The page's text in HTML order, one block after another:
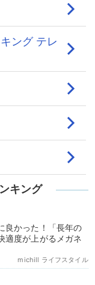
キング
良かった！「長年の
適度が上がるメガネ
michill ライフスタイル